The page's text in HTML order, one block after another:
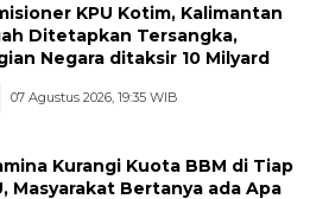
KPU Kotim, Kalimantan
Ditetapkan Tersangka,
Negara ditaksir 10 Milyard
07 Agustus 2026, 19:35 WIB
Kurangi Kuota BBM di Tiap
Masyarakat Bertanya ada Apa